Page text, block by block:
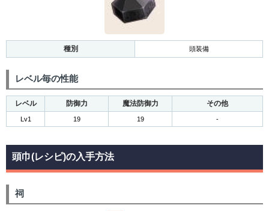
種別 頭装備
レベル毎の性能
レベル 防御力 魔法防御力 その他
Lv1 19 19 -
頭巾(レシピ)の入手方法
祠